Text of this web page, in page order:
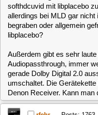
gerade Dolby Digital 2.0
umschaltet. Die Gerätekette ist
Denon Receiver. Kann man da
rfehr
«Reply #1 on: January 16, 2025,
Hi,
könnte Ihr mal einen Test macehn
also nur VDR und softhdcuvid.